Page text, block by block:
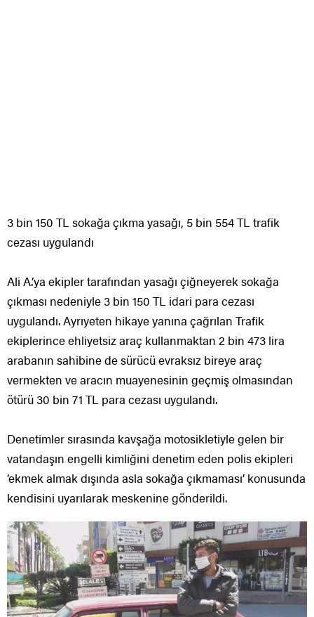
3 bin 150 TL sokağa çıkma yasağı, 5 bin 554 TL trafik
cezası uygulandı
Ali A.’ya ekipler tarafından yasağı çiğneyerek sokağa
çıkması nedeniyle 3 bin 150 TL idari para cezası
uygulandı. Ayrıyeten hikaye yanına çağrılan Trafik
ekiplerince ehliyetsiz araç kullanmaktan 2 bin 473 lira
arabanın sahibine de sürücü evraksız bireye araç
vermekten ve aracın muayenesinin geçmiş olmasından
ötürü 30 bin 71 TL para cezası uygulandı.
Denetimler sırasında kavşağa motosikletiyle gelen bir
vatandaşın engelli kimliğini denetim eden polis ekipleri
‘ekmek almak dışında asla sokağa çıkmaması’ konusunda
kendisini uyarılarak meskenine gönderildi.